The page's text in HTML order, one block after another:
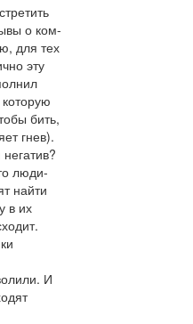
о ком-
для тех
эту
бить,
гнев).
люди-
найти
в их
И